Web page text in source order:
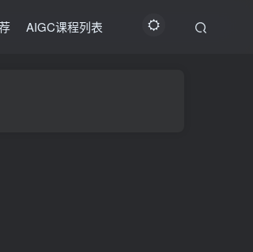
AIGC课程列表